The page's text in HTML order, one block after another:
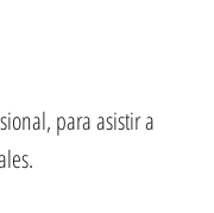
para asistir a